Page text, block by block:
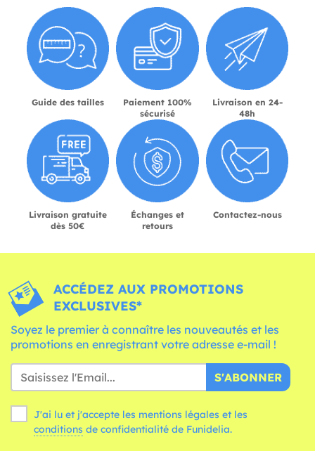
Guide des tailles
Paiement 100%
sécurisé
Livraison en 24-
48h
Livraison gratuite
dès 50€
Échanges et
retours
Contactez-nous
ACCÉDEZ AUX PROMOTIONS
EXCLUSIVES*
Soyez le premier à connaître les nouveautés et les
promotions en enregistrant votre adresse e-mail !
S'ABONNER
J'ai lu et j'accepte les mentions légales et les
conditions de confidentialité de Funidelia.